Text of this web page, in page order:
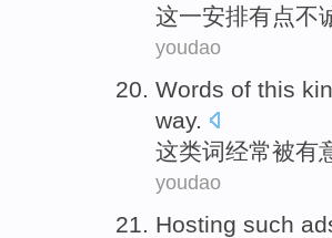
这一安排有点不
youdao
Words of this
way.
这类词经常被有
youdao
Hosting such